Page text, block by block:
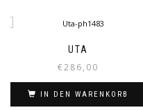
UTA
€286,00
IN DEN WARENKORB